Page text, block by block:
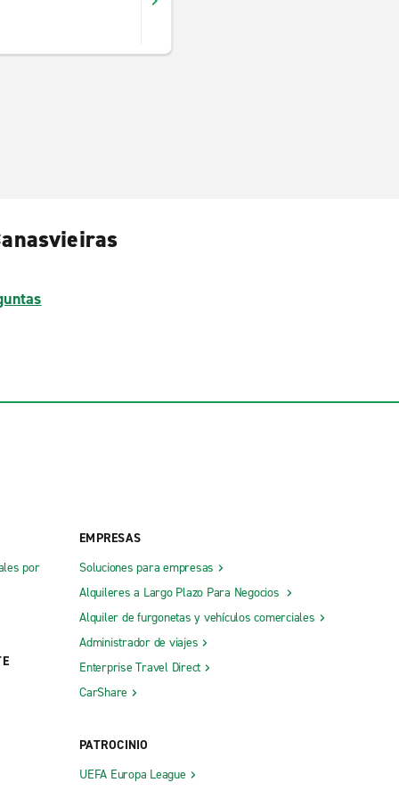
por
EMPRESAS
Soluciones para empresas
Alquileres a Largo Plazo Para Negocios
Alquiler de furgonetas y vehículos comerciales
Administrador de viajes
Enterprise Travel Direct
CarShare
PATROCINIO
UEFA Europa League